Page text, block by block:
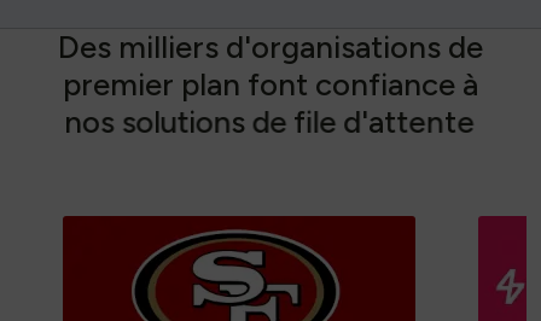
Des milliers d'organisations de
premier plan font confiance à
nos solutions de file d'attente